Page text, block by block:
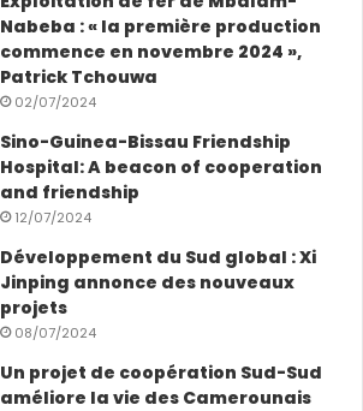
Nabeba : « la première production
commence en novembre 2024 »,
Patrick Tchouwa
02/07/2024
Sino-Guinea-Bissau Friendship
Hospital: A beacon of cooperation
and friendship
12/07/2024
Développement du Sud global : Xi
Jinping annonce des nouveaux
projets
08/07/2024
Un projet de coopération Sud-Sud
améliore la vie des Camerounais